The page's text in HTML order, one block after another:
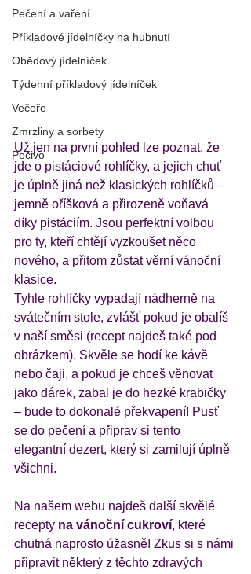
Pečení a vaření
Příkladové jídelníčky na hubnutí
Obědový jídelníček
Týdenní příkladový jídelníček
Večeře
Zmrzliny a sorbety
Pečivo
Už jen na první pohled lze poznat, že
jde o pistáciové rohlíčky, a jejich chuť
je úplně jiná než klasických rohlíčků –
jemně oříšková a přirozeně voňavá
díky pistáciím. Jsou perfektní volbou
pro ty, kteří chtějí vyzkoušet něco
nového, a přitom zůstat věrní vánoční
klasice.
Tyhle rohlíčky vypadají nádherně na
svátečním stole, zvlášť pokud je obalíš
v naší směsi (recept najdeš také pod
obrázkem). Skvěle se hodí ke kávě
nebo čaji, a pokud je chceš věnovat
jako dárek, zabal je do hezké krabičky
– bude to dokonalé překvapení! Pusť
se do pečení a připrav si tento
elegantní dezert, který si zamilují úplně
všichni.
Na našem webu najdeš další skvělé
recepty na vánoční cukroví, které
chutná naprosto úžasně! Zkus si s námi
připravit některý z těchto zdravých